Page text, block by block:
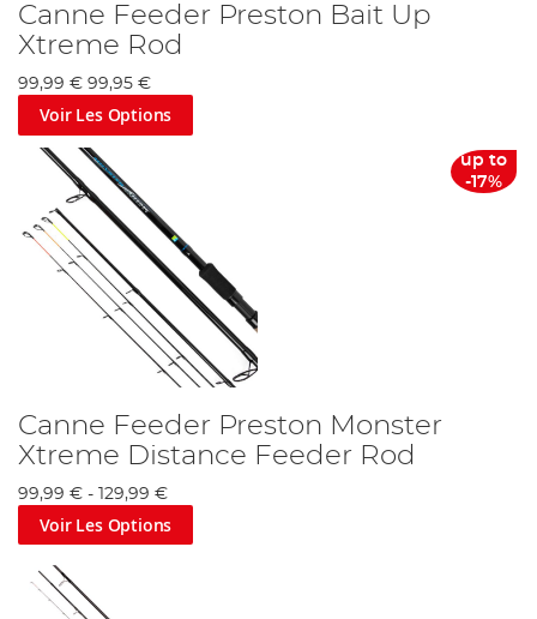
Canne Feeder Preston Bait Up
Xtreme Rod
99,99 € 99,95 €
Voir Les Options
up to
-17%
Canne Feeder Preston Monster
Xtreme Distance Feeder Rod
99,99 € - 129,99 €
Voir Les Options